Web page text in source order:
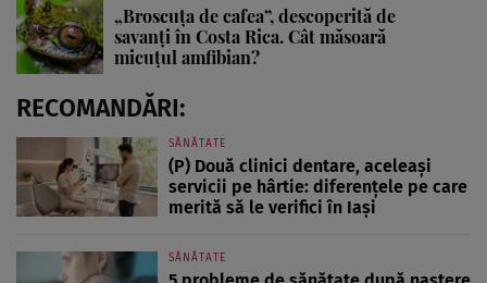
„Broscuța de cafea”, descoperită de
savanți în Costa Rica. Cât măsoară
micuțul amfibian?
RECOMANDĂRI:
SĂNĂTATE
(P) Două clinici dentare, aceleași
servicii pe hârtie: diferențele pe care
merită să le verifici în Iași
SĂNĂTATE